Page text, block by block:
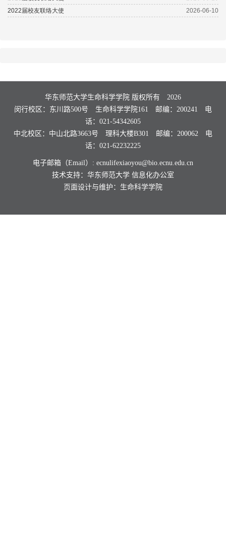
华东师范大学生命科学学院 版权所有
2026
闵行校区：东川路500号 生命科学学院161 邮编：200241 电
话：021-54342605
中北校区：中山北路3663号 理科大楼B301 邮编：200062 电
话：021-62232225
电子邮箱（Email）: ecnulifexiaoyou@bio.ecnu.edu.cn
技术支持：华东师范大学 信息化办公室
页面设计与维护：生命科学学院